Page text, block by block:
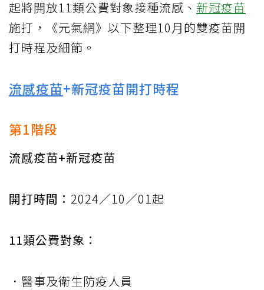
起將開放11類公費對象接種流感、 新冠疫苗
施打，《元氣網》以下整理10月的雙疫苗開
打時程及細節。
流感疫苗+新冠疫苗開打時程
第1階段
流感疫苗+新冠疫苗
開打時間： 2024／10／01起
11類公費對象：
．醫事及衛生防疫人員